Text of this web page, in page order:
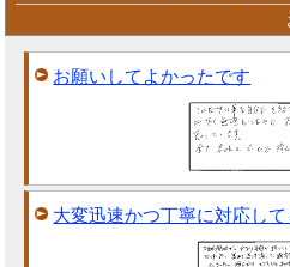
お願いしてよかったです
大変迅速かつ丁寧に対応し